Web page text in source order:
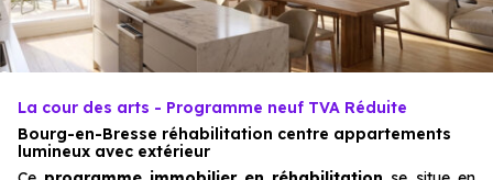
La cour des arts - Programme neuf TVA Réduite
Bourg-en-Bresse réhabilitation centre appartements
lumineux avec extérieur